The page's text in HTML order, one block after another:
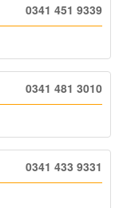
0341 451 9339
0341 481 3010
0341 433 9331